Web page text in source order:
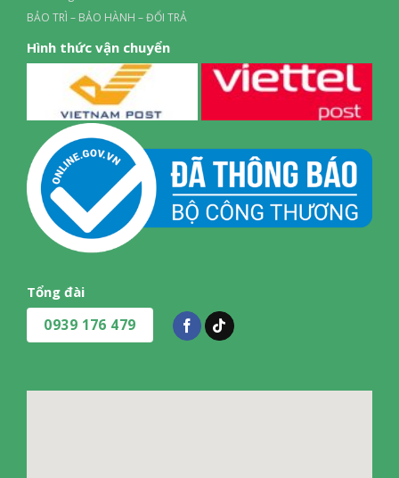
BẢO TRÌ – BẢO HÀNH – ĐỔI TRẢ
Hình thức vận chuyển
Tổng đài
0939 176 479